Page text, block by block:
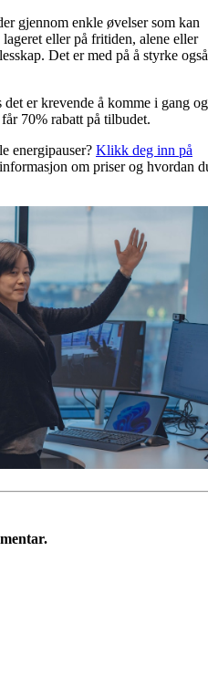
gjennom enkle øvelser som kan
eller på fritiden, alene eller
Det er med på å styrke også
er krevende å komme i gang og
70% rabatt på tilbudet.
energipauser? Klikk deg inn på
om priser og hvordan